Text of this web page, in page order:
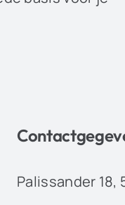
Palissander 18,